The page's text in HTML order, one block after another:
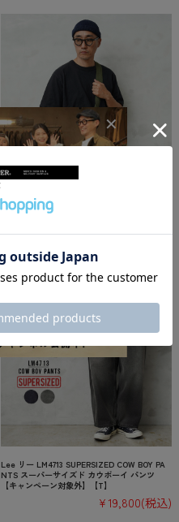
実物 USED 米軍 2QT ウォーターキャンティー
ンカバー ショルダーバッグ OLIVE【キャンペ
Lee リー LM4713 SUPERSIZED COW BOY PA
NTS スーパーサイズド カウボーイ パンツ
【キャンペーン対象外】【T】
¥19,800(税込)